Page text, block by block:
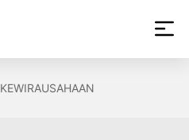
KEWIRAUSAHAAN